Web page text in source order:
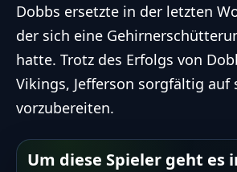
Dobbs ersetzte in der letzten
der sich eine
hatte. Trotz des Erfolgs von
Vikings, Jefferson sorgfältig auf
vorzubereiten.
Um diese Spieler geht es